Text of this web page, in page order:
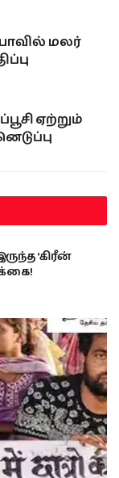
மலர்
ஏற்றும்
‘கிரீன்